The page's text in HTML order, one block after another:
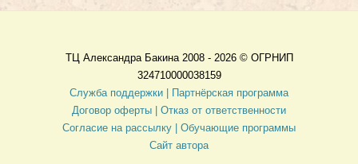
ТЦ Александра Бакина 2008 - 2026 © ОГРНИП
324710000038159
Служба поддержки |
Партнёрская программа
Договор оферты
| Отказ от ответственности
Согласие на рассылку | Обучающие программы
Сайт автора